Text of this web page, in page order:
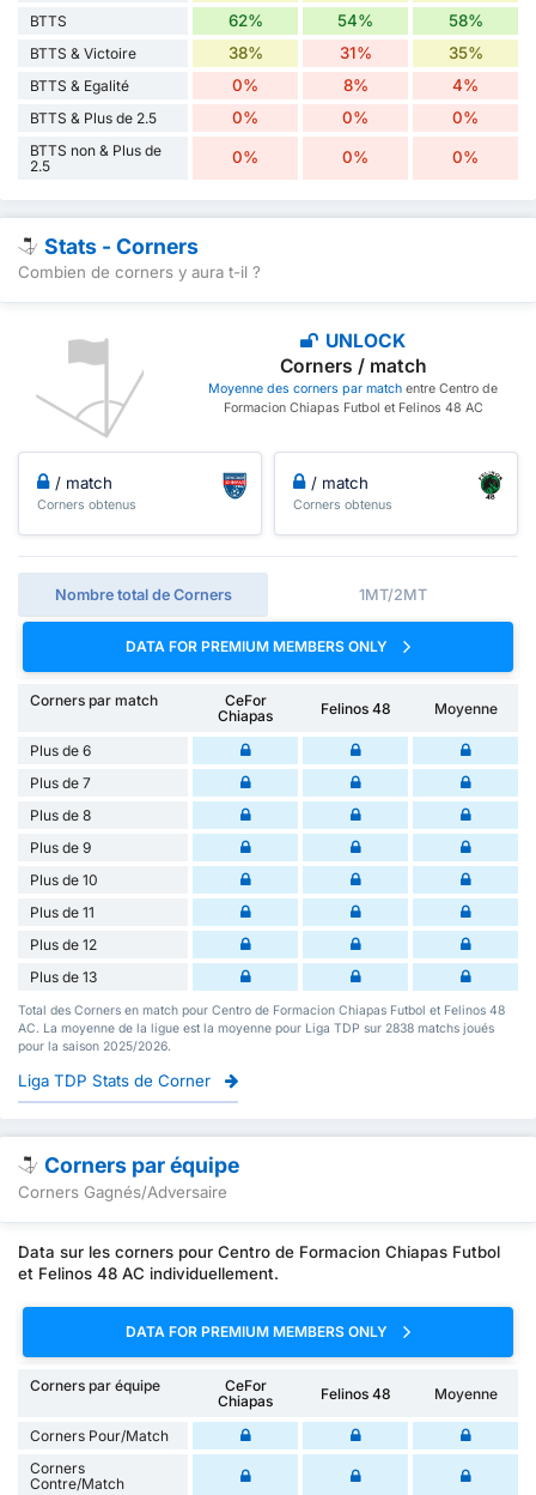
BTTS 62% 54% 58%
BTTS & Victoire 38% 31% 35%
BTTS & Egalité 0% 8% 4%
BTTS & Plus de 2.5 0% 0% 0%
BTTS non & Plus de
2.5
0% 0% 0%
Stats - Corners
Combien de corners y aura t-il ?
UNLOCK
Corners / match
Moyenne des corners par match entre Centro de
Formacion Chiapas Futbol et Felinos 48 AC
/ match
Corners obtenus
/ match
Corners obtenus
Nombre total de Corners 1MT/2MT
DATA FOR PREMIUM MEMBERS ONLY
Corners par match
CeFor
Chiapas
Felinos 48 Moyenne
Plus de 6
Plus de 7
Plus de 8
Plus de 9
Plus de 10
Plus de 11
Plus de 12
Plus de 13
Total des Corners en match pour Centro de Formacion Chiapas Futbol et Felinos 48
AC. La moyenne de la ligue est la moyenne pour Liga TDP sur 2838 matchs joués
pour la saison 2025/2026.
Liga TDP Stats de Corner
Corners par équipe
Corners Gagnés/Adversaire
Data sur les corners pour Centro de Formacion Chiapas Futbol
et Felinos 48 AC individuellement.
DATA FOR PREMIUM MEMBERS ONLY
Corners par équipe
CeFor
Chiapas
Felinos 48 Moyenne
Corners Pour/Match
Corners
Contre/Match